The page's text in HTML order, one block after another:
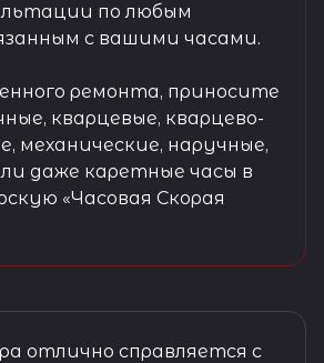
по любым
с вашими часами.
ремонта, приносите
кварцевые, кварцево-
механические, наручные,
даже каретные часы в
«Часовая Скорая
отлично справляется с